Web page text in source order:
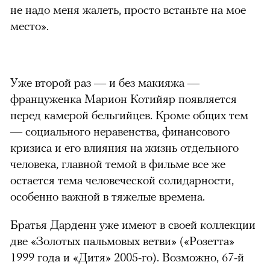
не надо меня жалеть, просто встаньте на мое
место».
Уже второй раз — и без макияжа —
француженка Марион Котийяр появляется
перед камерой бельгийцев. Кроме общих тем
— социального неравенства, финансового
кризиса и его влияния на жизнь отдельного
человека, главной темой в фильме все же
остается тема человеческой солидарности,
особенно важной в тяжелые времена.
Братья Дарденн уже имеют в своей коллекции
две «Золотых пальмовых ветви» («Розетта»
1999 года и «Дитя» 2005-го). Возможно, 67-й